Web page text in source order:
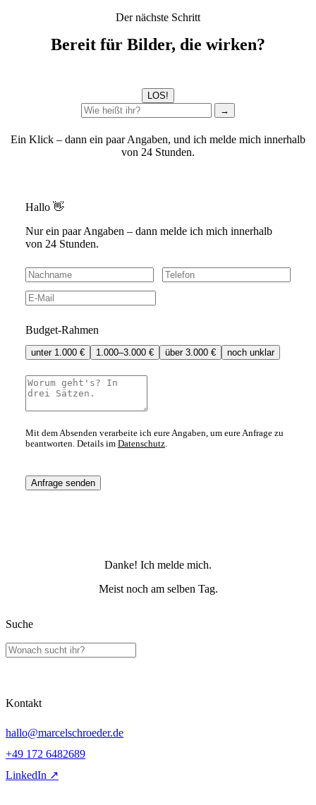
Der nächste Schritt
Bereit für Bilder, die wirken?
LOS!
→
Ein Klick – dann ein paar Angaben, und ich melde mich innerhalb
von 24 Stunden.
Hallo 👋
Nur ein paar Angaben – dann melde ich mich innerhalb
von 24 Stunden.
Budget-Rahmen
unter 1.000 € 1.000–3.000 € über 3.000 € noch unklar
Mit dem Absenden verarbeite ich eure Angaben, um eure Anfrage zu
beantworten. Details im Datenschutz.
Anfrage senden
Danke! Ich melde mich.
Meist noch am selben Tag.
Suche
Kontakt
hallo@marcelschroeder.de
+49 172 6482689
LinkedIn ↗